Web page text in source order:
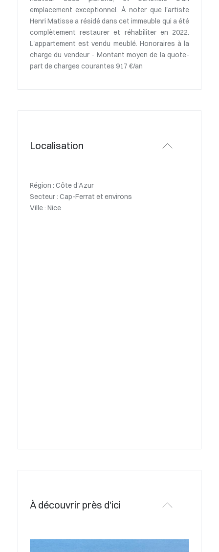
emplacement exceptionnel. À noter que l'artiste
Henri Matisse a résidé dans cet immeuble qui a été
complètement restaurer et réhabiliter en 2022.
L'appartement est vendu meublé. Honoraires à la
charge du vendeur - Montant moyen de la quote-
part de charges courantes 917 €/an
Localisation
Région : Côte d'Azur
Secteur : Cap-Ferrat et environs
Ville : Nice
À découvrir près d'ici